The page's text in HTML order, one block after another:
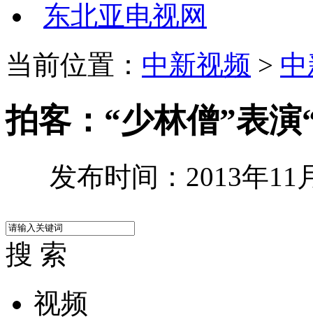
东北亚电视网
当前位置： 中新视频 >
拍客：“少林僧”表演
发布时间：2013年11
搜 索
视频